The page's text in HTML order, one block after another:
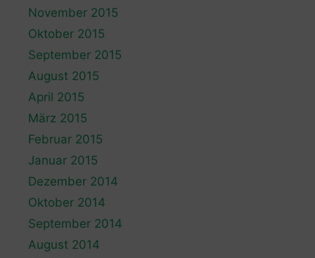
November 2015
Oktober 2015
September 2015
August 2015
April 2015
März 2015
Februar 2015
Januar 2015
Dezember 2014
Oktober 2014
September 2014
August 2014